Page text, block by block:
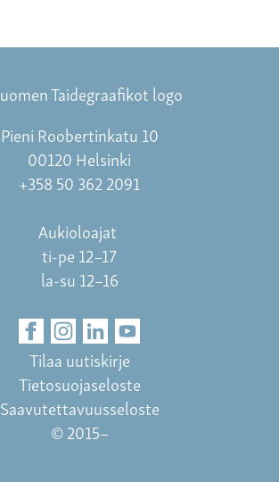
Pieni Roobertinkatu 10
00120 Helsinki
+358 50 362 2091
Aukioloajat
ti-pe 12–17
la-su 12–16
Tilaa uutiskirje
Tietosuojaseloste
Saavutettavuusseloste
© 2015–